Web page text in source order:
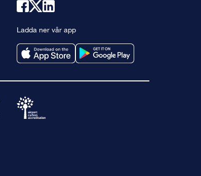
Länk
facebook
Länk
x
linkedin
Ladda ner vår app